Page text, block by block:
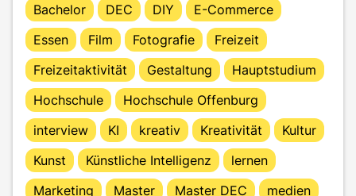
Bachelor
DEC DIY
E-Commerce
Essen
Film Fotografie
Freizeit
Freizeitaktivität
Gestaltung
Hauptstudium
Hochschule
Hochschule Offenburg
interview
KI kreativ Kreativität
Kultur
Kunst
Künstliche Intelligenz
lernen
Marketing
Master Master DEC
medien